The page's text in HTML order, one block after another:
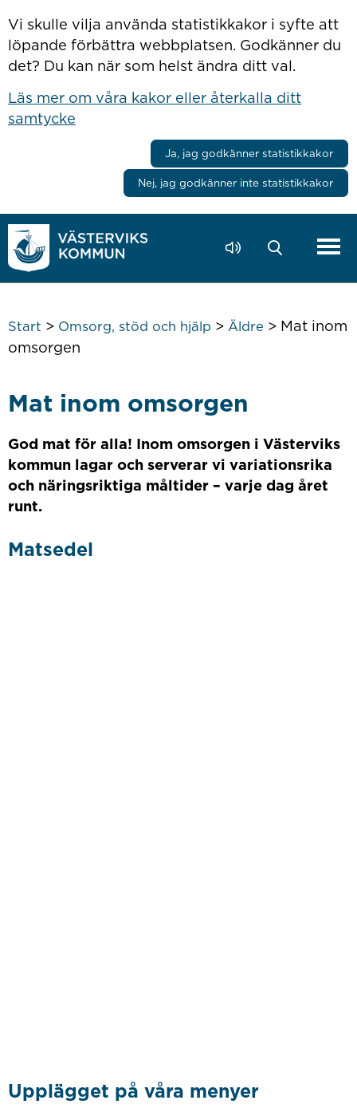
Vi skulle vilja använda statistikkakor i syfte att
löpande förbättra webbplatsen. Godkänner du
det? Du kan när som helst ändra ditt val.
Läs mer om våra kakor eller återkalla ditt
samtycke
Ja, jag godkänner statistikkakor
Nej, jag godkänner inte statistikkakor
Start > Omsorg, stöd och hjälp > Äldre > Mat inom
omsorgen
Mat inom omsorgen
God mat för alla! Inom omsorgen i Västerviks
kommun lagar och serverar vi variationsrika
och näringsriktiga måltider – varje dag året
runt.
Matsedel
Upplägget på våra menyer